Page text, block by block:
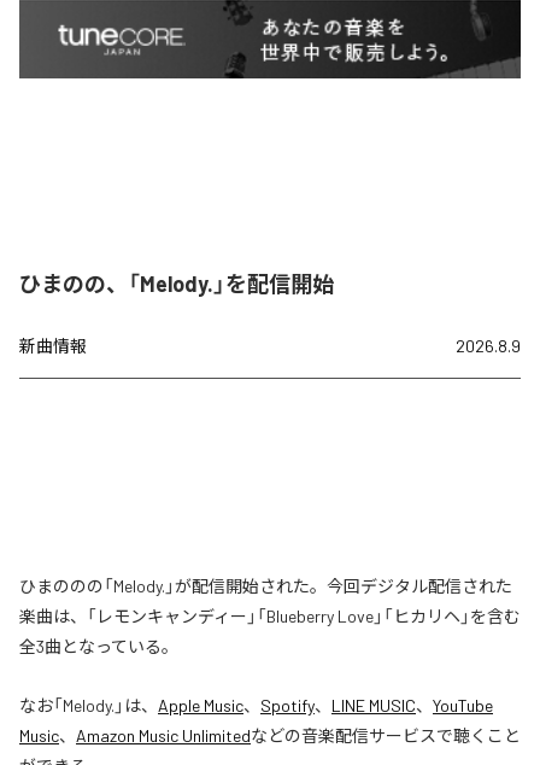
ひまのの、「Melody.」を配信開始
新曲情報 2026.8.9
ひまののの「Melody.」が配信開始された。今回デジタル配信された
楽曲は、「レモンキャンディー」「Blueberry Love」「ヒカリヘ」を含む
全3曲となっている。
なお「Melody. 」は、 Apple Music、 Spotify、 LINE MUSIC、 YouTube
Music、 Amazon Music Unlimitedなどの音楽配信サービスで聴くこと